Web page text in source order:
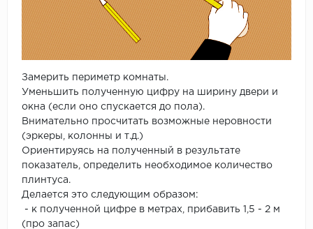
Замерить периметр комнаты.
Уменьшить полученную цифру на ширину двери и
окна (если оно спускается до пола).
Внимательно просчитать возможные неровности
(эркеры, колонны и т.д.)
Ориентируясь на полученный в результате
показатель, определить необходимое количество
плинтуса.
Делается это следующим образом:
- к полученной цифре в метрах, прибавить 1,5 - 2 м
(про запас)